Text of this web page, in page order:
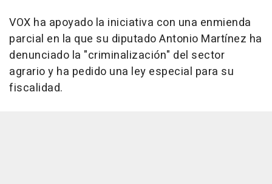
VOX ha apoyado la iniciativa con una enmienda
parcial en la que su diputado Antonio Martínez ha
denunciado la "criminalización" del sector
agrario y ha pedido una ley especial para su
fiscalidad.